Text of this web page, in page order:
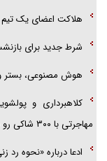
هلاکت اعضای یک
شرط جدید برای
هوش مصنوعی، بستر وقوع ۵۵ درصد جرایم
کلاهبرداری و
مهاجرتی با ۳۰۰ شاکی رو شد
ادعا درباره «نحوه